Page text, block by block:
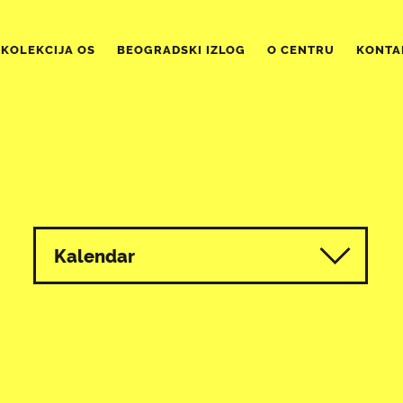
KOLEKCIJA OS BEOGRADSKI IZLOG O CENTRU
Kalendar